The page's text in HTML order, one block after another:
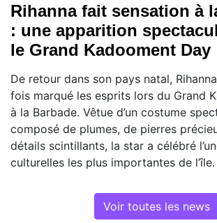
Rihanna fait sensation à
: une apparition
le Grand Kadooment Day
De retour dans son pays natal,
fois marqué les esprits lors du Grand
à la Barbade. Vêtue d’un costume
composé de plumes, de pierres
détails scintillants, la star a célébré
culturelles les plus importantes de l’île.
Voir toutes les news